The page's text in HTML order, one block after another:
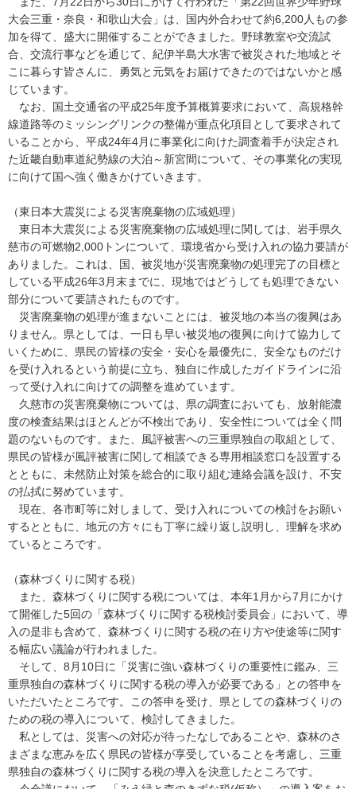
大会三重・奈良・和歌山大会」は、国内外合わせて約6,200人もの参
加を得て、盛大に開催することができました。野球教室や交流試
合、交流行事などを通じて、紀伊半島大水害で被災された地域とそ
こに暮らす皆さんに、勇気と元気をお届けできたのではないかと感
じています。
なお、国土交通省の平成25年度予算概算要求において、高規格幹
線道路等のミッシングリンクの整備が重点化項目として要求されて
いることから、平成24年4月に事業化に向けた調査着手が決定され
た近畿自動車道紀勢線の大泊～新宮間について、その事業化の実現
に向けて国へ強く働きかけていきます。
（東日本大震災による災害廃棄物の広域処理）
東日本大震災による災害廃棄物の広域処理に関しては、岩手県久
慈市の可燃物2,000トンについて、環境省から受け入れの協力要請が
ありました。これは、国、被災地が災害廃棄物の処理完了の目標と
している平成26年3月末までに、現地ではどうしても処理できない
部分について要請されたものです。
災害廃棄物の処理が進まないことには、被災地の本当の復興はあ
りません。県としては、一日も早い被災地の復興に向けて協力して
いくために、県民の皆様の安全・安心を最優先に、安全なものだけ
を受け入れるという前提に立ち、独自に作成したガイドラインに沿
って受け入れに向けての調整を進めています。
久慈市の災害廃棄物については、県の調査においても、放射能濃
度の検査結果はほとんどが不検出であり、安全性については全く問
題のないものです。また、風評被害への三重県独自の取組として、
県民の皆様が風評被害に関して相談できる専用相談窓口を設置する
とともに、未然防止対策を総合的に取り組む連絡会議を設け、不安
の払拭に努めています。
現在、各市町等に対しまして、受け入れについての検討をお願い
するとともに、地元の方々にも丁寧に繰り返し説明し、理解を求め
ているところです。
（森林づくりに関する税）
また、森林づくりに関する税については、本年1月から7月にかけ
て開催した5回の「森林づくりに関する税検討委員会」において、導
入の是非も含めて、森林づくりに関する税の在り方や使途等に関す
る幅広い議論が行われました。
そして、8月10日に「災害に強い森林づくりの重要性に鑑み、三
重県独自の森林づくりに関する税の導入が必要である」との答申を
いただいたところです。この答申を受け、県としての森林づくりの
ための税の導入について、検討してきました。
私としては、災害への対応が待ったなしであることや、森林のさ
まざまな恵みを広く県民の皆様が享受していることを考慮し、三重
県独自の森林づくりに関する税の導入を決意したところです。